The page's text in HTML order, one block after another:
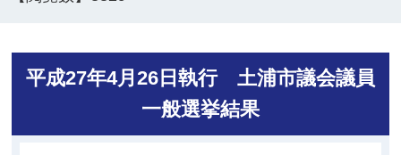
平成27年4月26日執行 土浦市議会議員
一般選挙結果